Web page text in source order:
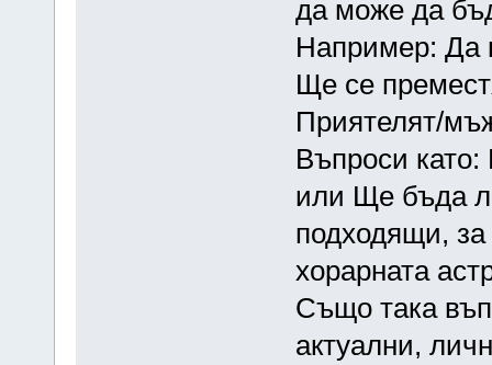
да може да
Например: Да
Ще се
Приятелят/
Въпроси
или Ще бъда
подходящи,
хорарната
Също така
актуални,